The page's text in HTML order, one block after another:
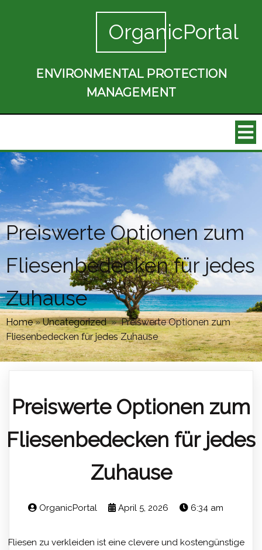
OrganicPortal
ENVIRONMENTAL PROTECTION
MANAGEMENT
Preiswerte Optionen zum
Fliesenbedecken für jedes
Zuhause
Home»Uncategorized » Preiswerte Optionen zum
Fliesenbedecken für jedes Zuhause
Preiswerte Optionen zum
Fliesenbedecken für jedes
Zuhause
OrganicPortal April 5, 2026 6:34 am
Fliesen zu verkleiden ist eine clevere und kostengünstige